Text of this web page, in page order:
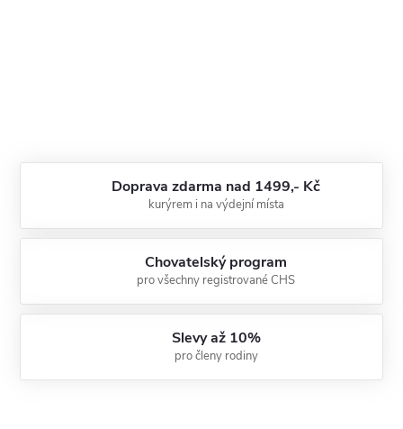
Doprava zdarma nad 1499,- Kč
kurýrem i na výdejní místa
Chovatelský program
pro všechny registrované CHS
Slevy až 10%
pro členy rodiny